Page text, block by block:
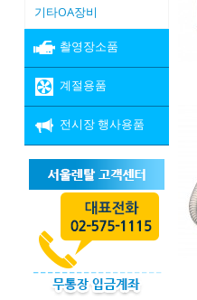
기타OA장비
촬영장소품
계절용품
전시장 행사용품